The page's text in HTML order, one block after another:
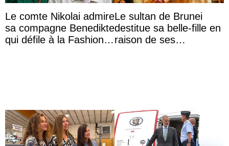
Le comte Nikolai admire
sa compagne Benedikte
qui défile à la Fashion
Le sultan de Brunei
destitue sa belle-fille en
raison de ses